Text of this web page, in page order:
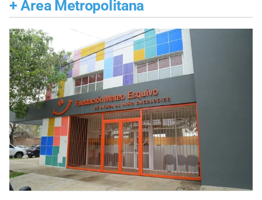
+ Área Metropolitana